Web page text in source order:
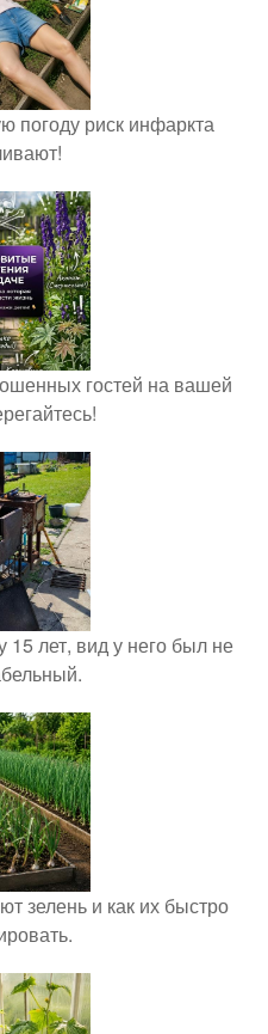
погоду риск инфаркта
гостей на вашей
15 лет, вид у него был не
зелень и как их быстро